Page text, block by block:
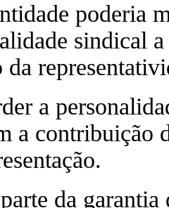
poderia
sindical
da
a
a contribuição
da